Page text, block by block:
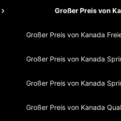
Großer Preis von
Großer Preis von Kanada
Großer Preis von Kanada
Großer Preis von Kanada
Großer Preis von Kanada